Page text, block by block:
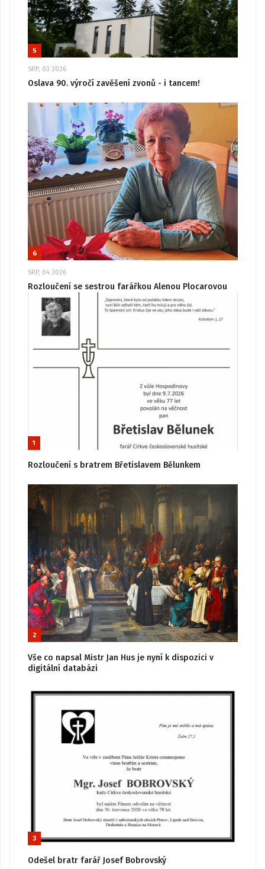
5
SRP, 03 2026
Oslava 90. výročí zavěšení zvonů - i tancem!
6
SRP, 04 2026
Rozloučení se sestrou farářkou Alenou Plocarovou
1
Rozloučení s bratrem Břetislavem Bělunkem
2
Vše co napsal Mistr Jan Hus je nyní k dispozici v
digitální databázi
3
Odešel bratr farář Josef Bobrovský